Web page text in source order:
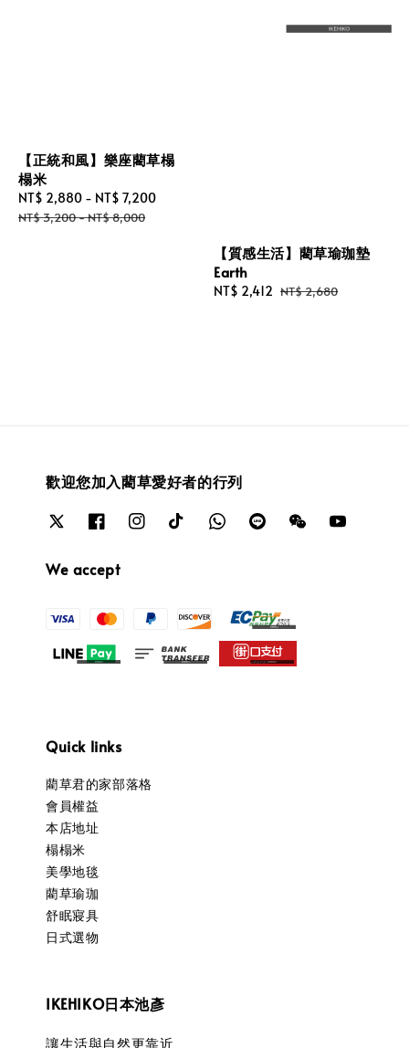
【正統和風】樂座藺草榻
榻米
Sale
price
NT$ 2,880 - NT$ 7,200
NT$ 3,200-NT$ 8,000
【質感生活】藺草瑜珈墊
Earth
Sale
NT$ 2,412 Regular
NT$ 2,680
歡迎您加入藺草愛好者的行列
We accept
Quick links
藺草君的家部落格
會員權益
本店地址
榻榻米
美學地毯
藺草瑜珈
舒眠寢具
日式選物
IKEHIKO日本池彥
讓生活與自然更靠近